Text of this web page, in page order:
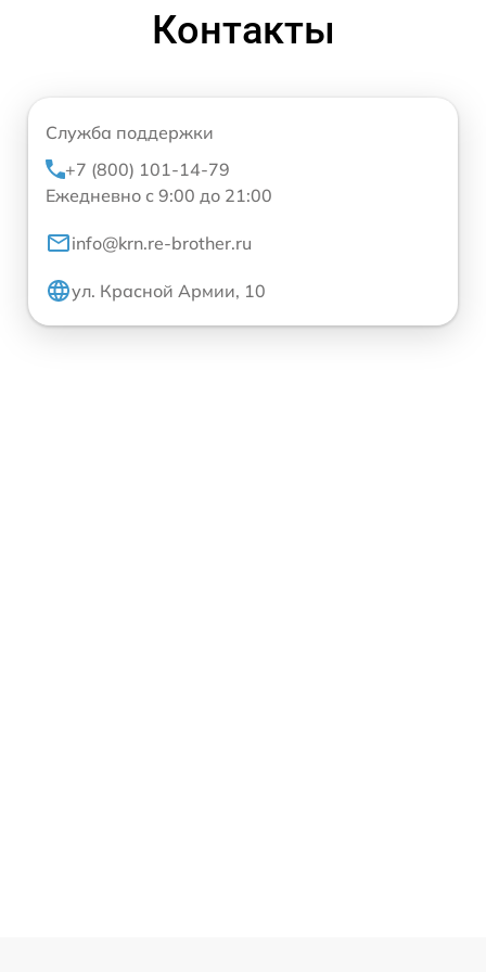
Контакты
Служба поддержки
+7 (800) 101-14-79
Ежедневно с 9:00 до 21:00
info@krn.re-brother.ru
ул. Красной Армии, 10